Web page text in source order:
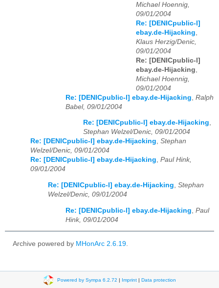
Michael Hoennig,
09/01/2004
Re: [DENICpublic-l]
ebay.de-Hijacking
Klaus Herzig/Denic,
09/01/2004
Re: [DENICpublic-l]
ebay.de-Hijacking
Michael Hoennig,
09/01/2004
Re: [DENICpublic-l] ebay.de-Hijacking Ralph
Babel, 09/01/2004
Re: [DENICpublic-l] ebay.de-Hijacking,
Stephan Welzel/Denic, 09/01/2004
Re: [DENICpublic-l] ebay.de-Hijacking, Stephan
Welzel/Denic, 09/01/2004
Re: [DENICpublic-l] ebay.de-Hijacking, Paul Hink,
09/01/2004
Re: [DENICpublic-l] ebay.de-Hijacking Stephan
Welzel/Denic, 09/01/2004
Re: [DENICpublic-l] ebay.de-Hijacking Paul
Hink, 09/01/2004
Archive powered by MHonArc 2.6.19
Powered by Sympa 6.2.72 | Imprint| Data protection